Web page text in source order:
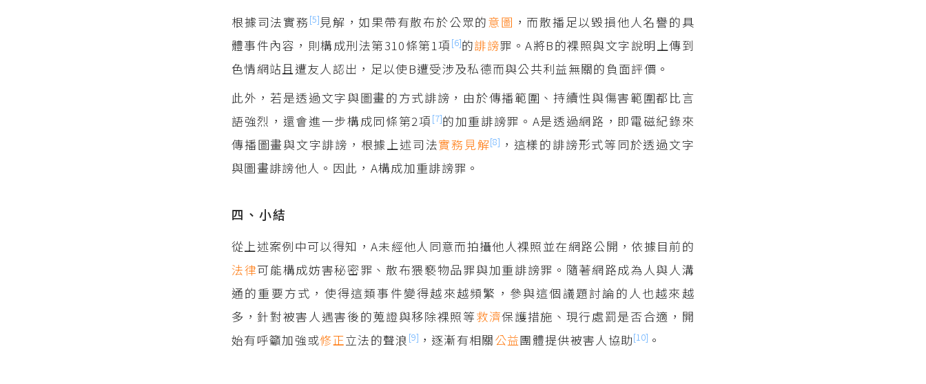
根據司法實務 [5]見解，如果帶有散布於公眾的意圖 ，而散播足以毀損他人名譽的具
體事件內容，則構成刑法第310條第1項 [6]的誹謗罪。A將B的裸照與文字說明上傳到
色情網站且遭友人認出，足以使B遭受涉及私德而與公共利益無關的負面評價。
此外，若是透過文字與圖畫的方式誹謗，由於傳播範圍、持續性與傷害範圍都比言
語強烈，還會進一步構成同條第2項 [7]的加重誹謗罪。A是透過網路，即電磁紀錄來
傳播圖畫與文字誹謗，根據上述司法實務見解[8] ，這樣的誹謗形式等同於透過文字
與圖畫誹謗他人。因此，A構成加重誹謗罪。
四、小結
從上述案例中可以得知，A未經他人同意而拍攝他人裸照並在網路公開，依據目前的
法律可能構成妨害秘密罪、散布猥褻物品罪與加重誹謗罪。隨著網路成為人與人溝
通的重要方式，使得這類事件變得越來越頻繁，參與這個議題討論的人也越來越
多，針對被害人遇害後的蒐證與移除裸照等救濟保護措施、現行處罰是否合適，開
始有呼籲加強或修正立法的聲浪 [9] ，逐漸有相關公益團體提供被害人協助[10] 。